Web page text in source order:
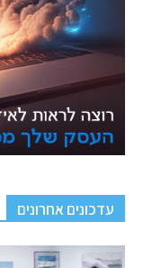
עדכונים אחרונים